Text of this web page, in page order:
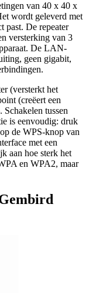
van 40 x 40 x
wordt geleverd met
past. De repeater
versterking van 3
De LAN-
geen gigabit,
(versterkt het
(creëert een
tussen
is eenvoudig: druk
de WPS-knop van
met een
aan hoe sterk het
en WPA2, maar